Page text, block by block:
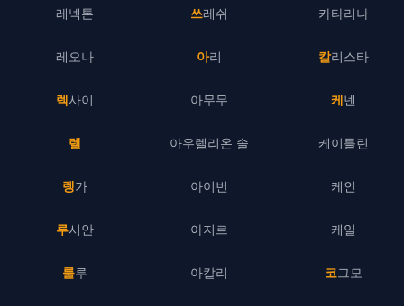
레넥톤
레오나
렉사이
렐
렝가
루시안
룰루
쓰레쉬
아리
아무무
아우렐리온 솔
아이번
아지르
아칼리
카타리나
칼리스타
케넨
케이틀린
케인
케일
코그모